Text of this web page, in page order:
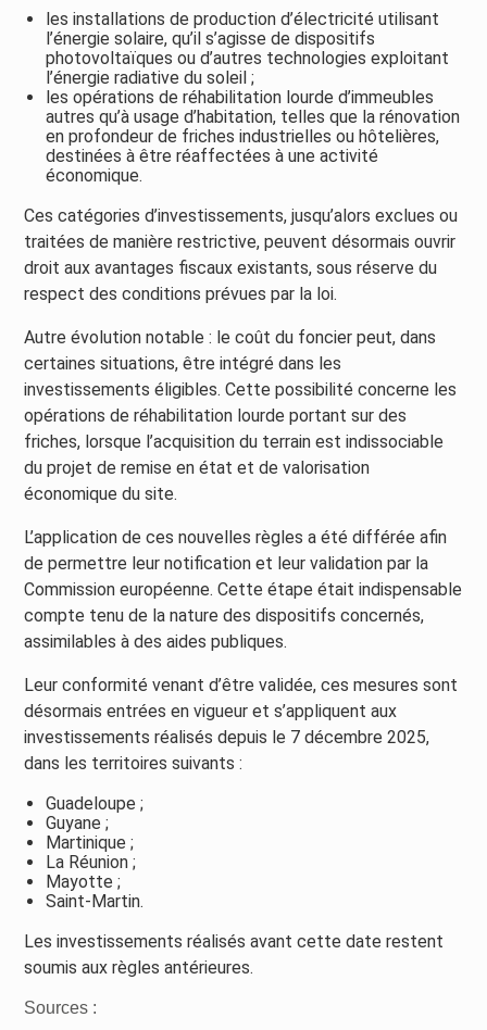
les installations de production d’électricité utilisant
l’énergie solaire, qu’il s’agisse de dispositifs
photovoltaïques ou d’autres technologies exploitant
l’énergie radiative du soleil ;
les opérations de réhabilitation lourde d’immeubles
autres qu’à usage d’habitation, telles que la rénovation
en profondeur de friches industrielles ou hôtelières,
destinées à être réaffectées à une activité
économique.
Ces catégories d’investissements, jusqu’alors exclues ou
traitées de manière restrictive, peuvent désormais ouvrir
droit aux avantages fiscaux existants, sous réserve du
respect des conditions prévues par la loi.
Autre évolution notable : le coût du foncier peut, dans
certaines situations, être intégré dans les
investissements éligibles. Cette possibilité concerne les
opérations de réhabilitation lourde portant sur des
friches, lorsque l’acquisition du terrain est indissociable
du projet de remise en état et de valorisation
économique du site.
L’application de ces nouvelles règles a été différée afin
de permettre leur notification et leur validation par la
Commission européenne. Cette étape était indispensable
compte tenu de la nature des dispositifs concernés,
assimilables à des aides publiques.
Leur conformité venant d’être validée, ces mesures sont
désormais entrées en vigueur et s’appliquent aux
investissements réalisés depuis le 7 décembre 2025,
dans les territoires suivants :
Guadeloupe ;
Guyane ;
Martinique ;
La Réunion ;
Mayotte ;
Saint-Martin.
Les investissements réalisés avant cette date restent
soumis aux règles antérieures.
Sources :